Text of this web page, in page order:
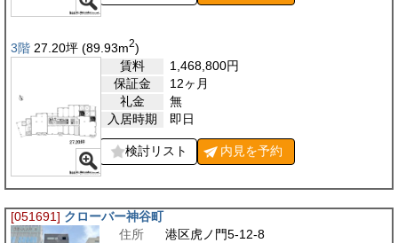
3階 27.20坪 (89.93m2)
賃料
1,468,800円
保証金
12ヶ月
礼金
無
入居時期
即日
検討リスト 内見を予約
[051691] クローバー神谷町
住所
港区虎ノ門5-12-8